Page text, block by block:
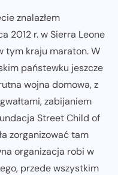
znalazłem
2012 r. w Sierra Leone
tym kraju maraton. W
państewku jeszcze
wojna domowa, z
zabijaniem
Street Child of
zorganizować tam
organizacja robi w
przede wszystkim